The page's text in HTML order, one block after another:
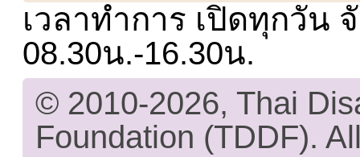
เวลาทำการ เปิดทุกวัน
08.30น.-16.30น.
© 2010-2026, Thai
Foundation (TDDF).